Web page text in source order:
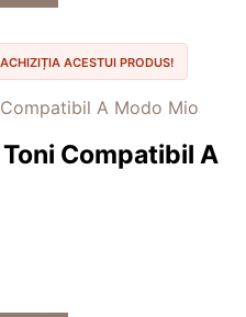
ACESTUI PRODUS!
Compatibil A